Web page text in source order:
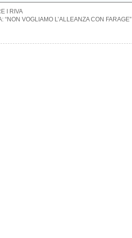
I RIVA
VOGLIAMO L’ALLEANZA CON FARAGE”